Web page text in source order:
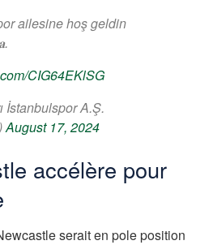
ailesine hoş geldin
CIG64EKlSG
A.Ş.
August 17, 2024
accélère pour
serait en pole position